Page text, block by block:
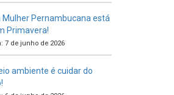
Mulher Pernambucana está
Primavera!
7 de junho de 2026
ambiente é cuidar do